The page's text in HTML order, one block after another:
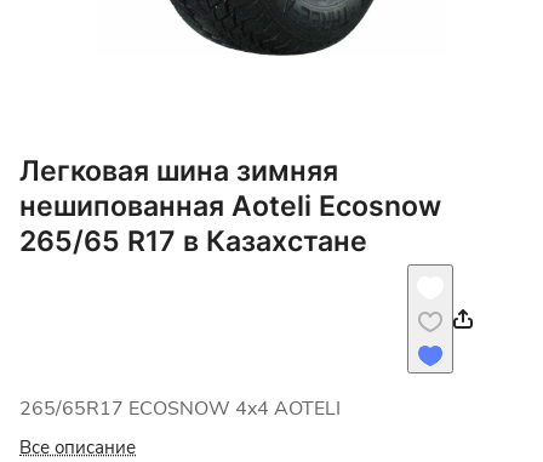
Легковая шина зимняя
нешипованная Aoteli Ecosnow
265/65 R17 в Казахстане
265/65R17 ECOSNOW 4x4 AOTELI
Все описание